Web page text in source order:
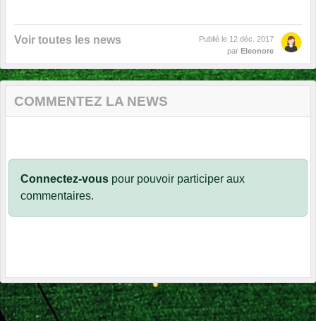
Voir toutes les news Publié le 12 déc. 2017
par Eleonore
COMMENTEZ LA NEWS
Connectez-vous pour pouvoir participer aux
commentaires.